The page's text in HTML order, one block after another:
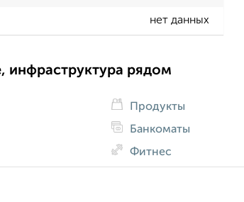
нет данных
инфраструктура рядом
Продукты
Банкоматы
Фитнес